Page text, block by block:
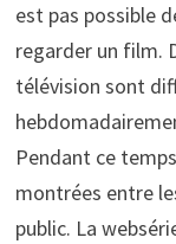
est pas possible
regarder un film.
télévision sont
Pendant ce
montrées entre
public. La